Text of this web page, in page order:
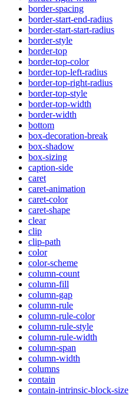
border-spacing
border-start-end-radius
border-start-start-radius
border-style
border-top
border-top-color
border-top-left-radius
border-top-right-radius
border-top-style
border-top-width
border-width
bottom
box-decoration-break
box-shadow
box-sizing
caption-side
caret
caret-animation
caret-color
caret-shape
clear
clip
clip-path
color
color-scheme
column-count
column-fill
column-gap
column-rule
column-rule-color
column-rule-style
column-rule-width
column-span
column-width
columns
contain
contain-intrinsic-block-size